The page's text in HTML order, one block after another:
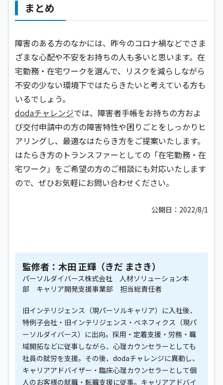
まとめ
障害のある方のなかには、昨今のコロナ禍などでさま
ざまな心配や不安をお持ちの人も多いと思います。在
宅勤務・在宅ワークを選んで、リスクを減らしながら
不安の少ない環境下ではたらきたいと考えている方も
いるでしょう。
dodaチャレンジでは、障害者手帳をお持ちの方およ
び交付申請中の方の障害特性や困りごとをしっかりヒ
アリングし、最適なはたらき方をご提案いたします。
はたらき方のトランスファーとしての「在宅勤務・在
宅ワーク」をご希望の方のご相談にも対応いたします
ので、ぜひお気軽にお問い合わせください。
公開日：2022/8/1
監修者：木田 正輝（きだ まさき）
パーソルダイバース株式会社 人材ソリューション本
部 キャリア開発支援事業部 担当総責任者
旧インテリジェンス（現パーソルキャリア）に入社後、
特例子会社・旧インテリジェンス・ベネフィクス（現パ
ーソルダイバース）に出向。採用・定着支援・労務・職
域開拓などに従事しながら、心理カウンセラーとしても
社員の就労を支援。その後、dodaチャレンジに異動し、
キャリアアドバイザー・臨床心理カウンセラーとして個
人のお客様の就職・転職支援に従事。キャリアアドバイ